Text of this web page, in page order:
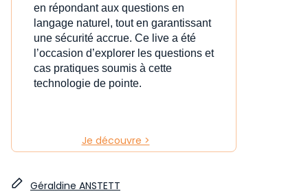
en répondant aux questions en
langage naturel, tout en garantissant
une sécurité accrue. Ce live a été
l’occasion d’explorer les questions et
cas pratiques soumis à cette
technologie de pointe.
Je découvre >
Géraldine ANSTETT